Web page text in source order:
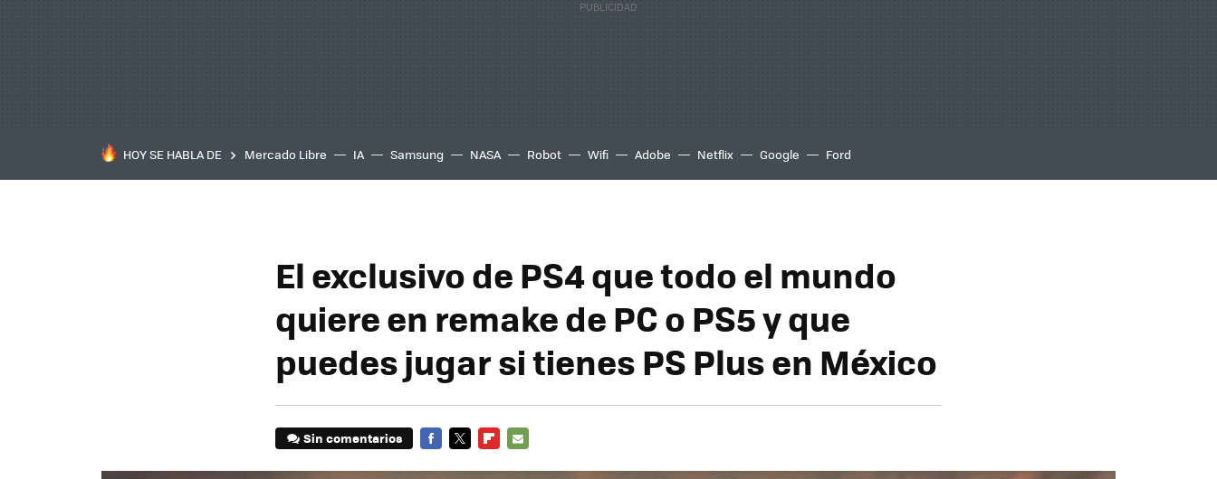
HOY SE HABLA DE Mercado Libre IA Samsung NASA Robot Wifi Adobe Netflix Google Ford
El exclusivo de PS4 que todo el mundo
quiere en remake de PC o PS5 y que
puedes jugar si tienes PS Plus en México
Sin comentarios